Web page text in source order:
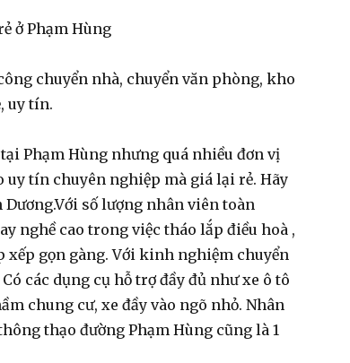
ở Phạm Hùng
chuyển nhà, chuyển văn phòng, kho
uy tín.
tại Phạm Hùng nhưng quá nhiều đơn vị
uy tín chuyên nghiệp mà giá lại rẻ. Hãy
số lượng nhân viên toàn
nghề cao trong việc tháo lắp điều hoà ,
xếp gọn gàng. Với kinh nghiệm chuyển
các dụng cụ hỗ trợ đầy đủ như xe ô tô
chung cư, xe đầy vào ngõ nhỏ. Nhân
thạo đường Phạm Hùng cũng là 1